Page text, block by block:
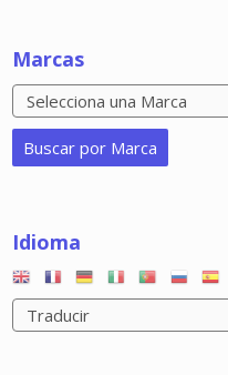
Marcas
Idioma